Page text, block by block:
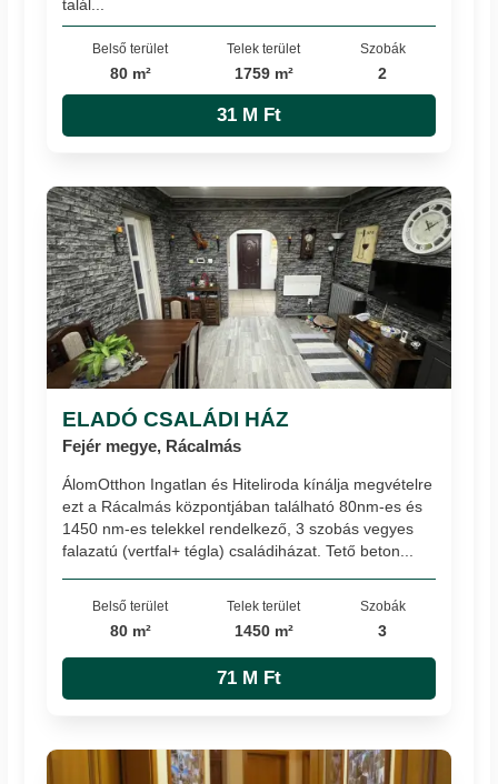
talál...
Belső terület
80 m²
Telek terület
1759 m²
Szobák
2
31 M Ft
ELADÓ CSALÁDI HÁZ
Fejér megye, Rácalmás
ÁlomOtthon Ingatlan és Hiteliroda kínálja megvételre
ezt a Rácalmás központjában található 80nm-es és
1450 nm-es telekkel rendelkező, 3 szobás vegyes
falazatú (vertfal+ tégla) családiházat. Tető beton...
Belső terület
80 m²
Telek terület
1450 m²
Szobák
3
71 M Ft